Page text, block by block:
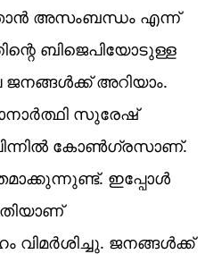
അസംബന്ധം എന്ന്
ബിജെപിയോടുള്ള
ജനങ്ങൾക്ക് അറിയാം.
സുരേഷ്
കോൺ​ഗ്രസാണ്.
ഇപ്പോൾ
വിമർശിച്ചു. ജനങ്ങൾക്ക്